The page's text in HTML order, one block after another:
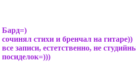
Бард=)
сочинял стихи и бренчал на гитаре))
все записи, естетственно, не
посиделок=)))